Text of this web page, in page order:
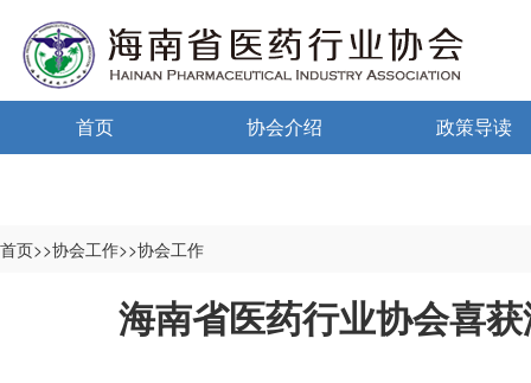
首页 协会介绍
自律宣言
政策导读
中小微海南政
首页>>协会工作>>协会工作
海南省医药行业协会喜